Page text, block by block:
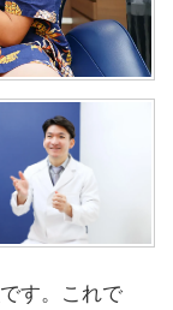
です。これで